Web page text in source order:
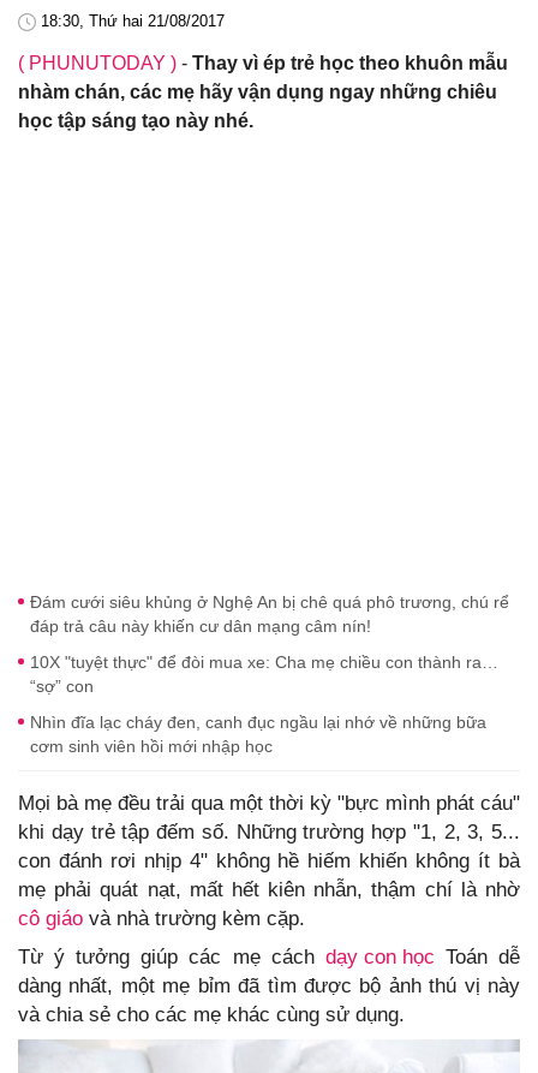
18:30, Thứ hai 21/08/2017
( PHUNUTODAY ) - Thay vì ép trẻ học theo khuôn mẫu
nhàm chán, các mẹ hãy vận dụng ngay những chiêu
học tập sáng tạo này nhé.
Đám cưới siêu khủng ở Nghệ An bị chê quá phô trương, chú rể
đáp trả câu này khiến cư dân mạng câm nín!
10X "tuyệt thực" để đòi mua xe: Cha mẹ chiều con thành ra…
“sợ” con
Nhìn đĩa lạc cháy đen, canh đục ngầu lại nhớ về những bữa
cơm sinh viên hồi mới nhập học
Mọi bà mẹ đều trải qua một thời kỳ "bực mình phát cáu"
khi dạy trẻ tập đếm số. Những trường hợp "1, 2, 3, 5...
con đánh rơi nhịp 4" không hề hiếm khiến không ít bà
mẹ phải quát nạt, mất hết kiên nhẫn, thậm chí là nhờ
cô giáo và nhà trường kèm cặp.
Từ ý tưởng giúp các mẹ cách dạy con học Toán dễ
dàng nhất, một mẹ bỉm đã tìm được bộ ảnh thú vị này
và chia sẻ cho các mẹ khác cùng sử dụng.